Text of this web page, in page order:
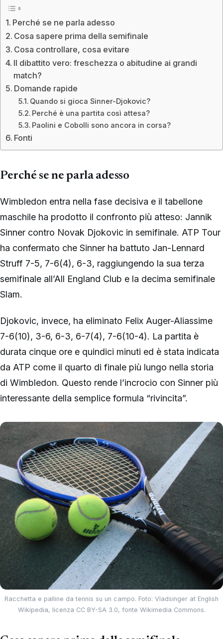
Perché se ne parla adesso
Cosa sapere prima della semifinale
Cosa controllare, cosa evitare
Il dibattito vero: freschezza o abitudine ai grandi
match?
Domande rapide
Quando si gioca Sinner-Djokovic?
Perché è una partita così attesa?
Paolini e Cobolli sono ancora in corsa?
Fonti
Perché se ne parla adesso
Wimbledon entra nella fase decisiva e il tabellone
maschile ha prodotto il confronto più atteso: Jannik
Sinner contro Novak Djokovic in semifinale. ATP Tour
ha confermato che Sinner ha battuto Jan-Lennard
Struff 7-5, 7-6(4), 6-3, raggiungendo la sua terza
semifinale all’All England Club e la decima semifinale
Slam.
Djokovic, invece, ha eliminato Felix Auger-Aliassime
7-6(10), 3-6, 6-3, 6-7(4), 7-6(10-4). La partita è
durata cinque ore e quindici minuti ed è stata indicata
da ATP come il quarto di finale più lungo nella storia
di Wimbledon. Questo rende l’incrocio con Sinner più
interessante della semplice formula “rivincita”.
Racchetta e palline da tennis su un campo. Foto: Vladsinger at English
Wikipedia, licenza CC BY-SA 3.0, fonte Wikimedia Commons.